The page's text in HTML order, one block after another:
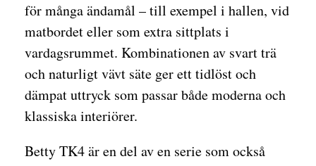
för många ändamål – till exempel i hallen, vid
matbordet eller som extra sittplats i
vardagsrummet. Kombinationen av svart trä
och naturligt vävt säte ger ett tidlöst och
dämpat uttryck som passar både moderna och
klassiska interiörer.
Betty TK4 är en del av en serie som också